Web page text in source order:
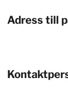
Adress till